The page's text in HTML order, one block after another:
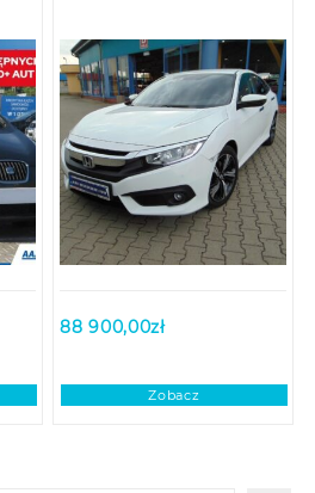
88 900,00zł
Zobacz